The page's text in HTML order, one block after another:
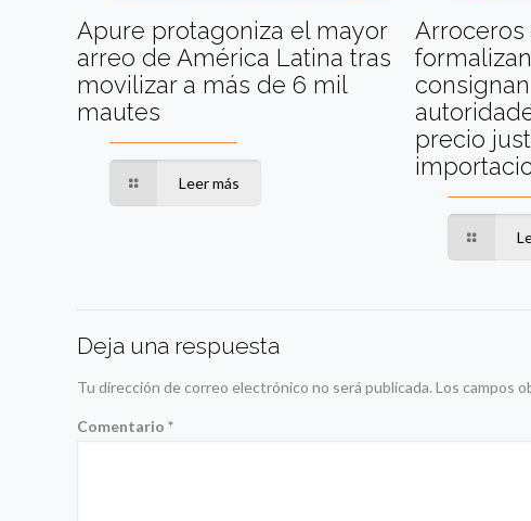
Apure protagoniza el mayor
arreo de América Latina tras
movilizar a más de 6 mil
mautes
Leer más
precio
Deja una respuesta
Tu dirección de correo electrónico no será publicada. Los campos
Comentario*